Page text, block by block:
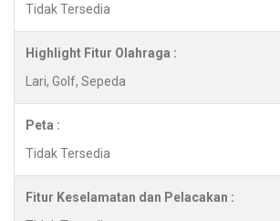
Tidak Tersedia
Highlight Fitur Olahraga :
Lari, Golf, Sepeda
Peta :
Tidak Tersedia
Fitur Keselamatan dan Pelacakan :